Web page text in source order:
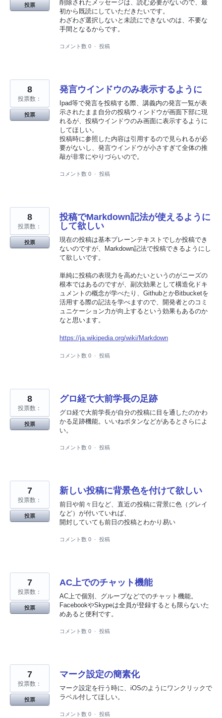
削除されたメッセージは、読む必要がないので、最
初から既読にしていただきたいです。
わざわざ選択しないと未読にできないのは、不要な
手間となるからです。
投票
コメント数 0 · 投稿
発言ウインドウのみ表示するように
Ipad等で発言を投稿する際、講義内の発言一覧が表
示されたまま自分の投稿ウィンドウが画面下部に現
れるが、投稿ウインドウのみ画面に表示するように
してほしい。
投稿時に参照した内容は引用するので見られるが必
要がないし、発言ウインドウが小さすぎて全体の推
敲が非常にやりづらいので。
8
投票数：
投票
コメント数 0 · 投稿
投稿でMarkdown記法が使えるように
して欲しい
現在の投稿は基本プレーンテキストでしか投稿でき
ないのですが、Markdown記法で投稿できるようにし
て欲しいです。
単純に投稿の表現力を高めたいというのがニーズの
根本ではあるのですが、副次効果として構造化ドキ
ュメントの概念が学べたり、GithubとかBitbucketを
活用する際の記法を学べますので、開発者とのコミ
ュニケーション力が向上するという効果もあるのか
なと思います。
https://ja.wikipedia.org/wiki/Markdown
8
投票数：
投票
コメント数 0 · 投稿
グロ経で大前学長の足跡
グロ経で大前学長が自分の投稿に目を通したのかわ
かる足跡機能。いいねボタンなどがあるとさらによ
い。
8
投票数：
投票
コメント数 0 · 投稿
新しい投稿に背景色を付けて欲しい
前日や前々日など、直近の投稿に背景に色（グレイ
など）が付いていれば、
開封していても前日の投稿とわかり易い
7
投票数：
投票
コメント数 0 · 投稿
AC上でのチャット機能
AC上で個別、グループなどでのチャット機能。
FacebookやSkypeは全員が登録するとも限らないた
めあると便利です。
7
投票数：
投票
コメント数 0 · 投稿
マーク設定の簡素化
マーク設定を行う時に、iOSのようにワンクリックで
ラベル付してほしい。
7
投票数：
投票
コメント数 0 · 投稿